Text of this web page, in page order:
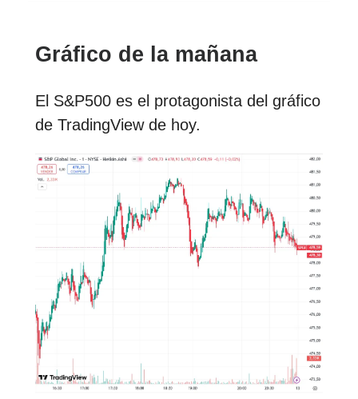
Gráfico de la mañana
El S&P500 es el protagonista del gráfico
de TradingView de hoy.